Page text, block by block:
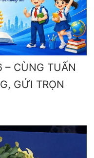
– CÙNG TUẤN
GỬI TRỌN